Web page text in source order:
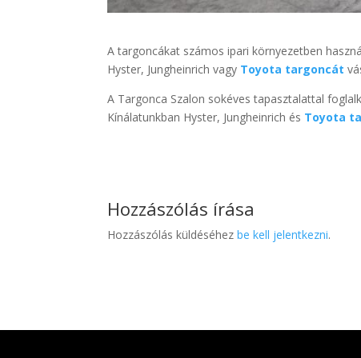
A targoncákat számos ipari környezetben
Hyster, Jungheinrich vagy Toyota targoncát
A Targonca Szalon sokéves tapasztalattal
Kínálatunkban Hyster, Jungheinrich és Toyota
Hozzászólás írása
Hozzászólás küldéséhezbe kell jelentkezni.